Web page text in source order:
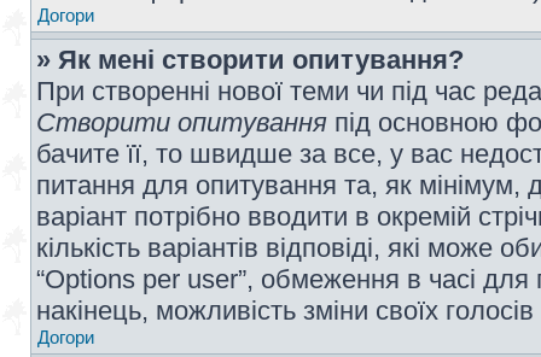
Догори
» Як мені створити опитування?
При створенні нової теми чи під час
Створити опитування під основною
бачите її, то швидше за все, у вас
питання для опитування та, як мінімум,
варіант потрібно вводити в окремій
кількість варіантів відповіді, які може
“Options per user”, обмеження в часі для
накінець, можливість зміни своїх
Догори